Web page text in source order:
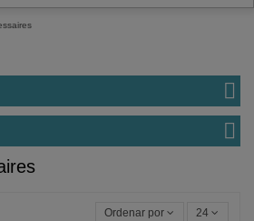
Ordenar por 24